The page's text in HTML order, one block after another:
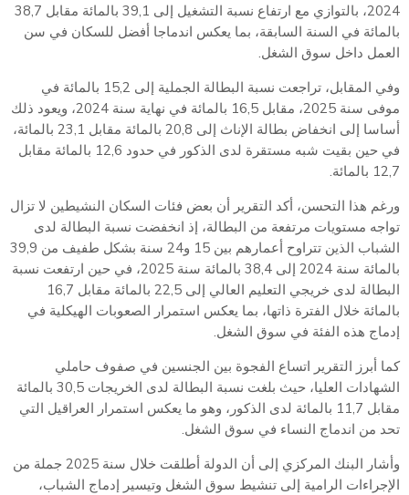
2024، بالتوازي مع ارتفاع نسبة التشغيل إلى 39,1 بالمائة مقابل 38,7
بالمائة في السنة السابقة، بما يعكس اندماجا أفضل للسكان في سن
العمل داخل سوق الشغل.
وفي المقابل، تراجعت نسبة البطالة الجملية إلى 15,2 بالمائة في
موفى سنة 2025، مقابل 16,5 بالمائة في نهاية سنة 2024، ويعود ذلك
أساسا إلى انخفاض بطالة الإناث إلى 20,8 بالمائة مقابل 23,1 بالمائة،
في حين بقيت شبه مستقرة لدى الذكور في حدود 12,6 بالمائة مقابل
12,7 بالمائة.
ورغم هذا التحسن، أكد التقرير أن بعض فئات السكان النشيطين لا تزال
تواجه مستويات مرتفعة من البطالة، إذ انخفضت نسبة البطالة لدى
الشباب الذين تتراوح أعمارهم بين 15 و24 سنة بشكل طفيف من 39,9
بالمائة سنة 2024 إلى 38,4 بالمائة سنة 2025، في حين ارتفعت نسبة
البطالة لدى خريجي التعليم العالي إلى 22,5 بالمائة مقابل 16,7
بالمائة خلال الفترة ذاتها، بما يعكس استمرار الصعوبات الهيكلية في
إدماج هذه الفئة في سوق الشغل.
كما أبرز التقرير اتساع الفجوة بين الجنسين في صفوف حاملي
الشهادات العليا، حيث بلغت نسبة البطالة لدى الخريجات 30,5 بالمائة
مقابل 11,7 بالمائة لدى الذكور، وهو ما يعكس استمرار العراقيل التي
تحد من اندماج النساء في سوق الشغل.
وأشار البنك المركزي إلى أن الدولة أطلقت خلال سنة 2025 جملة من
الإجراءات الرامية إلى تنشيط سوق الشغل وتيسير إدماج الشباب،